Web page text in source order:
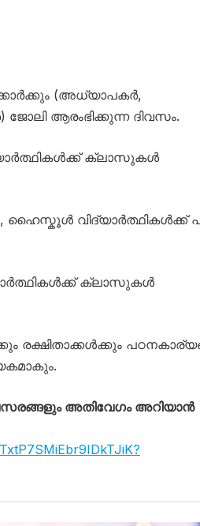
(അധ്യാപകർ,
ആരംഭിക്കുന്ന ദിവസം.
ക്ലാസുകൾ
ഹൈസ്കൂൾ വിദ്യാർത്ഥികൾക്ക്
ക്ലാസുകൾ
രക്ഷിതാക്കൾക്കും
അതിവേഗം അറിയാൻ